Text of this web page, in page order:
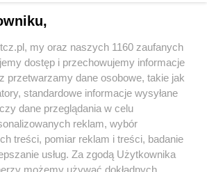
PRYWATNOŚCI HOSTING
RSS FACEBOOK KONTAKT
my oraz naszych 1160 zaufanych
dostęp i przechowujemy informacje
przetwarzamy dane osobowe, takie jak
standardowe informacje wysyłane
dane przeglądania w celu
reklam, wybór
treści, pomiar reklam i treści, badanie
usług. Za zgodą Użytkownika
możemy używać dokładnych